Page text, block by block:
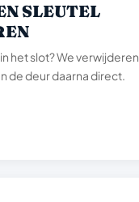
SLEUTEL
het slot? We verwijderen
de deur daarna direct.